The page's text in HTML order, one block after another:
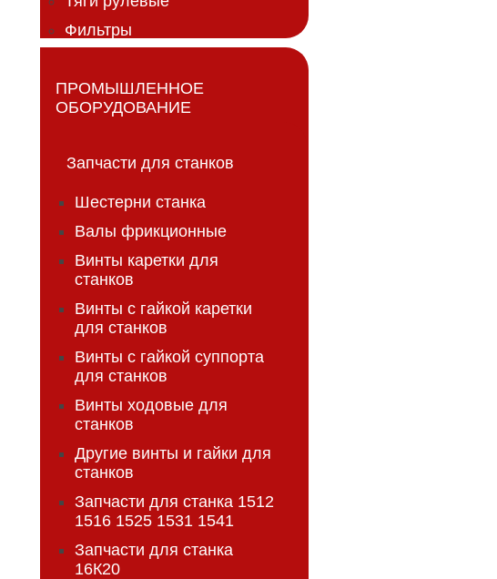
Фильтры
ПРОМЫШЛЕННОЕ
ОБОРУДОВАНИЕ
Запчасти для станков
Шестерни станка
Валы фрикционные
Винты каретки для
станков
Винты с гайкой каретки
для станков
Винты с гайкой суппорта
для станков
Винты ходовые для
станков
Другие винты и гайки для
станков
Запчасти для станка 1512
1516 1525 1531 1541
Запчасти для станка
16К20